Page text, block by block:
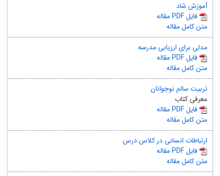
آموزش شاد
مقاله PDF فایل
متن کامل مقاله
مدلی برای ارزیابی مدرسه
مقاله PDF فایل
متن کامل مقاله
تربیت سالم نوجوانان
معرفی کتاب
مقاله PDF فایل
متن کامل مقاله
ارتباطات انسانی در کلاس درس
مقاله PDF فایل
متن کامل مقاله